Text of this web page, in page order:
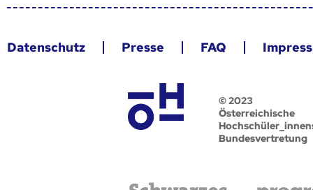
Datenschutz Presse FAQ
© 2023
Österreichische
Bundesvertretung